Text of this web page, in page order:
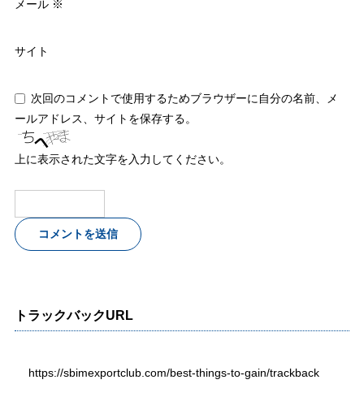
メール ※
サイト
次回のコメントで使用するためブラウザーに自分の名前、メ
ールアドレス、サイトを保存する。
上に表示された文字を入力してください。
トラックバックURL
https://sbimexportclub.com/best-things-to-gain/trackback